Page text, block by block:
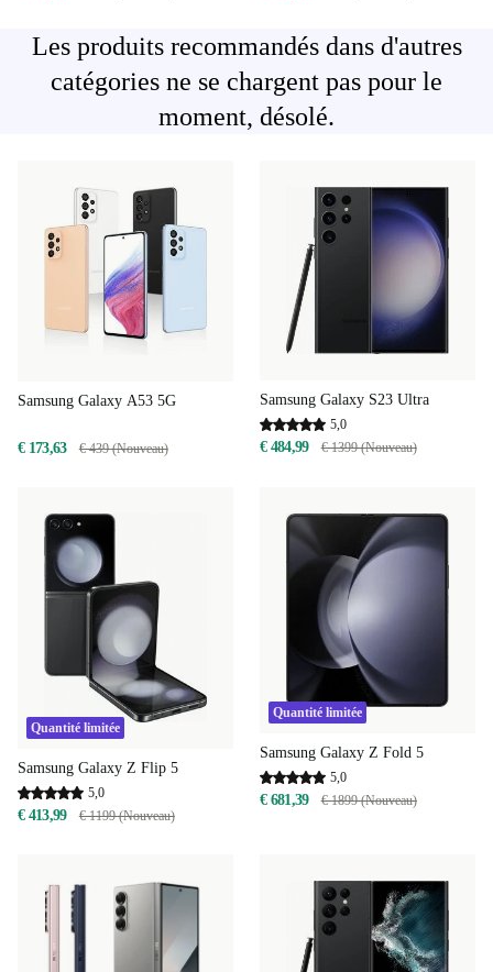
Les produits recommandés dans d'autres
catégories ne se chargent pas pour le
moment, désolé.
Samsung Galaxy A53 5G
€ 173,63 € 439 (Nouveau)
Samsung Galaxy S23 Ultra
5,0
€ 484,99 € 1399 (Nouveau)
Quantité limitée
Samsung Galaxy Z Flip 5
5,0
€ 413,99 € 1199 (Nouveau)
Quantité limitée
Samsung Galaxy Z Fold 5
5,0
€ 681,39 € 1899 (Nouveau)